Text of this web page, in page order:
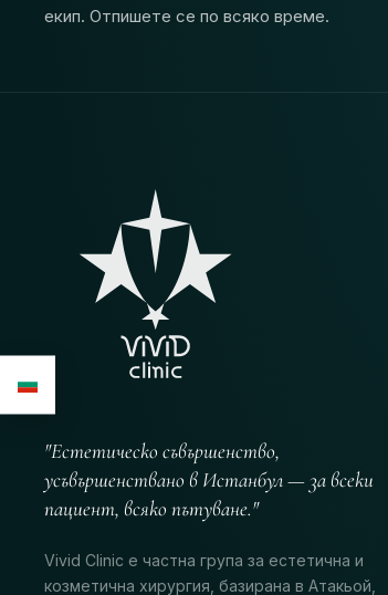
екип. Отпишете се по всяко време.
"Естетическо съвършенство,
усъвършенствано в Истанбул — за всеки
пациент, всяко пътуване."
Vivid Clinic е частна група за естетична и
козметична хирургия, базирана в Атакьой,